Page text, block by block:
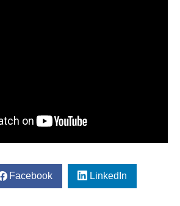
Facebook LinkedIn